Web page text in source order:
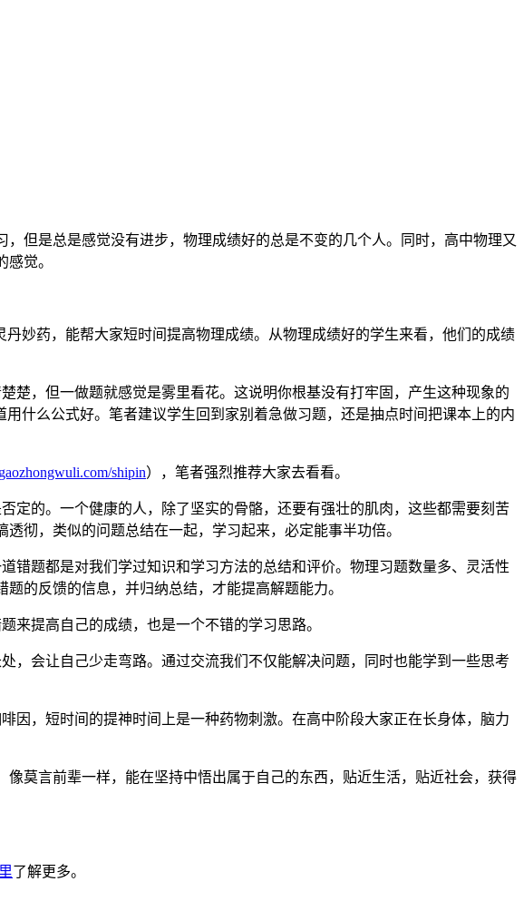
但是总是感觉没有进步，物理成绩好的总是不变的几个人。同时，高中物理又
觉。
妙药，能帮大家短时间提高物理成绩。从物理成绩好的学生来看，他们的成绩
楚，但一做题就感觉是雾里看花。这说明你根基没有打牢固，产生这种现象的
什么公式好。笔者建议学生回到家别着急做习题，还是抽点时间把课本上的内
shipin），笔者强烈推荐大家去看看。
定的。一个健康的人，除了坚实的骨骼，还要有强壮的肌肉，这些都需要刻苦
彻，类似的问题总结在一起，学习起来，必定能事半功倍。
错题都是对我们学过知识和学习方法的总结和评价。物理习题数量多、灵活性
的反馈的信息，并归纳总结，才能提高解题能力。
来提高自己的成绩，也是一个不错的学习思路。
，会让自己少走弯路。通过交流我们不仅能解决问题，同时也能学到一些思考
因，短时间的提神时间上是一种药物刺激。在高中阶段大家正在长身体，脑力
莫言前辈一样，能在坚持中悟出属于自己的东西，贴近生活，贴近社会，获得
了解更多。